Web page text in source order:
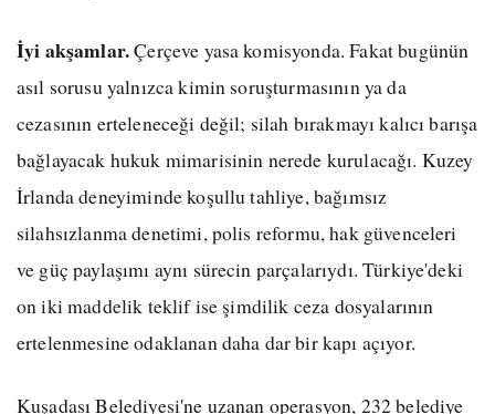
İyi akşamlar.Çerçeve yasa komisyonda. Fakat bugünün
asıl sorusu yalnızca kimin soruşturmasının ya da
cezasının erteleneceği değil; silah bırakmayı kalıcı barışa
bağlayacak hukuk mimarisinin nerede kurulacağı. Kuzey
İrlanda deneyiminde koşullu tahliye, bağımsız
silahsızlanma denetimi, polis reformu, hak güvenceleri
ve güç paylaşımı aynı sürecin parçalarıydı. Türkiye'deki
on iki maddelik teklif ise şimdilik ceza dosyalarının
ertelenmesine odaklanan daha dar bir kapı açıyor.
Kuşadası Belediyesi'ne uzanan operasyon, 232 belediye